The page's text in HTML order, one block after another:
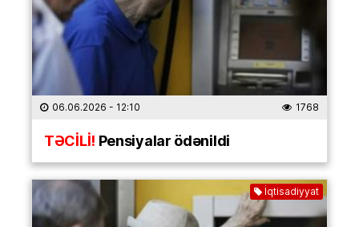
06.06.2026 - 12:10 1768
TƏCİLİ! Pensiyalar ödənildi
İqtisadiyyat